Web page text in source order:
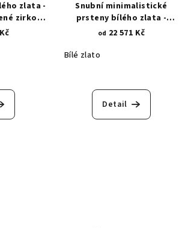
zlata -
zirkony
Snubní minimalistické
prsteny bílého zlata -
zirkonové osázení 1923
od 22 571 Kč
Bílé zlato
Detail